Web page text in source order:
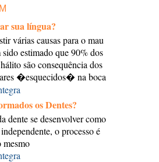
sua língua?
várias causas para o mau
estimado que 90% dos
são consequência dos
�esquecidos� na boca
os Dentes?
dente se desenvolver como
o processo é
mesmo